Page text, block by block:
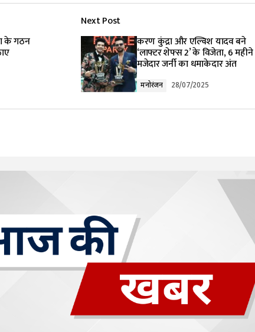
Required fields are marked
के गठन
Next Post
करण कुंद्रा और एल्विश यादव बने
‘लाफ्टर शेफ्स 2’ के विजेता, 6
मजेदार जर्नी का धमाकेदार अंत
मनोरंजन 28/07/2025